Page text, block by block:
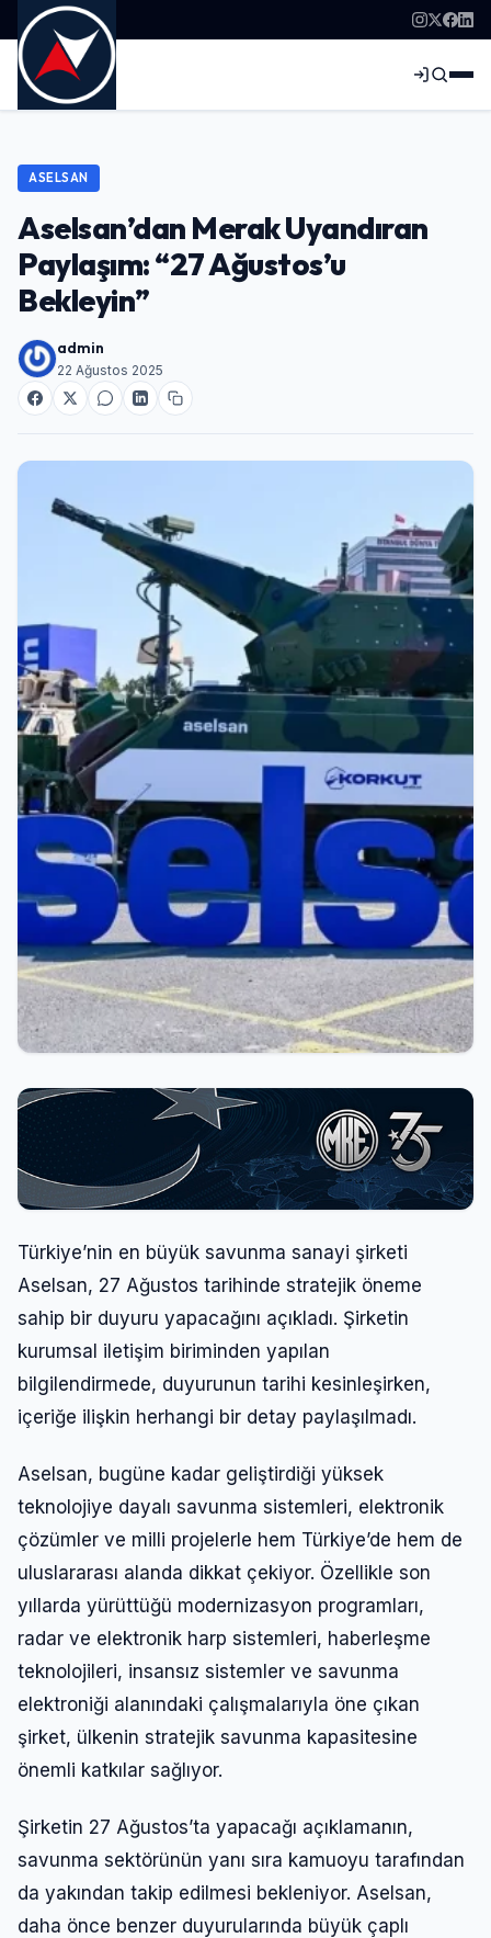
ASELSAN
Aselsan’dan Merak Uyandıran
Paylaşım: “27 Ağustos’u
Bekleyin”
admin
22 Ağustos 2025
Türkiye’nin en büyük savunma sanayi şirketi
Aselsan, 27 Ağustos tarihinde stratejik öneme
sahip bir duyuru yapacağını açıkladı. Şirketin
kurumsal iletişim biriminden yapılan
bilgilendirmede, duyurunun tarihi kesinleşirken,
içeriğe ilişkin herhangi bir detay paylaşılmadı.
Aselsan, bugüne kadar geliştirdiği yüksek
teknolojiye dayalı savunma sistemleri, elektronik
çözümler ve milli projelerle hem Türkiye’de hem de
uluslararası alanda dikkat çekiyor. Özellikle son
yıllarda yürüttüğü modernizasyon programları,
radar ve elektronik harp sistemleri, haberleşme
teknolojileri, insansız sistemler ve savunma
elektroniği alanındaki çalışmalarıyla öne çıkan
şirket, ülkenin stratejik savunma kapasitesine
önemli katkılar sağlıyor.
Şirketin 27 Ağustos’ta yapacağı açıklamanın,
savunma sektörünün yanı sıra kamuoyu tarafından
da yakından takip edilmesi bekleniyor. Aselsan,
daha önce benzer duyurularında büyük çaplı